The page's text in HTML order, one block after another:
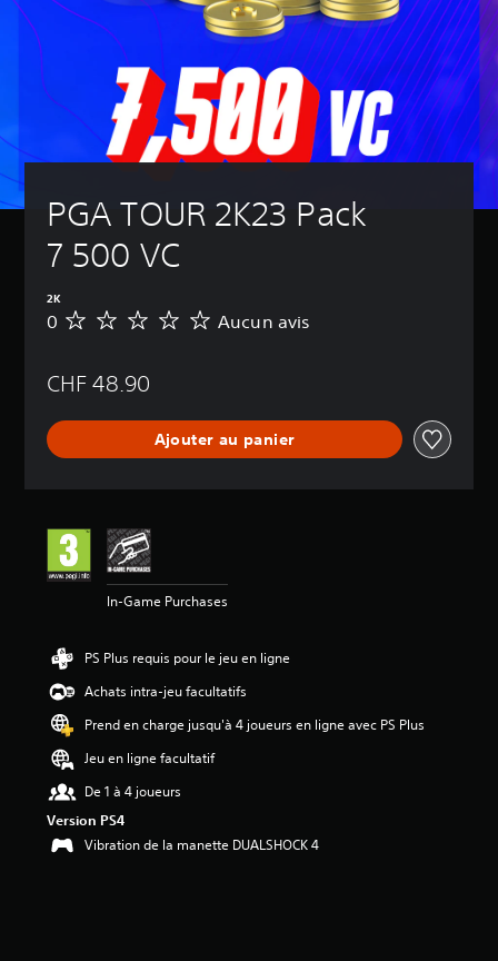
PGA TOUR 2K23 Pack
7 500 VC
2K
A
u
a
v
0 Aucun avis
CHF 48.90
Ajouter au panier
In-Game Purchases
PS Plus requis pour le jeu en ligne
Achats intra-jeu facultatifs
Prend en charge jusqu'à 4 joueurs en ligne avec PS Plus
Jeu en ligne facultatif
De 1 à 4 joueurs
Version PS4
Vibration de la manette DUALSHOCK 4